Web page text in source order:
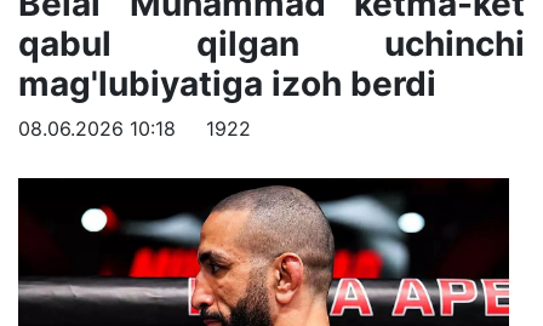
qabul qilgan uchinchi
mag'lubiyatiga izoh berdi
08.06.2026 10:18 1922